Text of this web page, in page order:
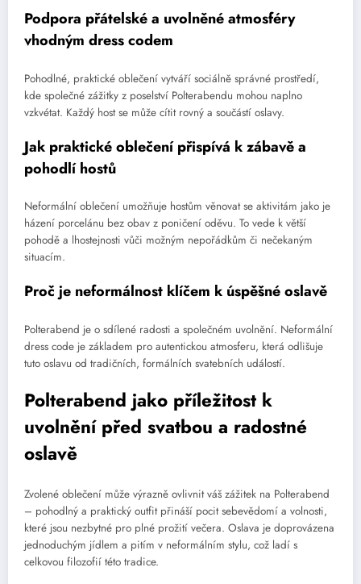
Podpora přátelské a uvolněné atmosféry
vhodným dress codem
Pohodlné, praktické oblečení vytváří sociálně správné prostředí,
kde společné zážitky z poselství Polterabendu mohou naplno
vzkvétat. Každý host se může cítit rovný a součástí oslavy.
Jak praktické oblečení přispívá k zábavě a
pohodlí hostů
Neformální oblečení umožňuje hostům věnovat se aktivitám jako je
házení porcelánu bez obav z poničení oděvu. To vede k větší
pohodě a lhostejnosti vůči možným nepořádkům či nečekaným
situacím.
Proč je neformálnost klíčem k úspěšné oslavě
Polterabend je o sdílené radosti a společném uvolnění. Neformální
dress code je základem pro autentickou atmosferu, která odlišuje
tuto oslavu od tradičních, formálních svatebních událostí.
Polterabend jako příležitost k
uvolnění před svatbou a radostné
oslavě
Zvolené oblečení může výrazně ovlivnit váš zážitek na Polterabend
– pohodlný a praktický outfit přináší pocit sebevědomí a volnosti,
které jsou nezbytné pro plné prožití večera. Oslava je doprovázena
jednoduchým jídlem a pitím v neformálním stylu, což ladí s
celkovou filozofií této tradice.